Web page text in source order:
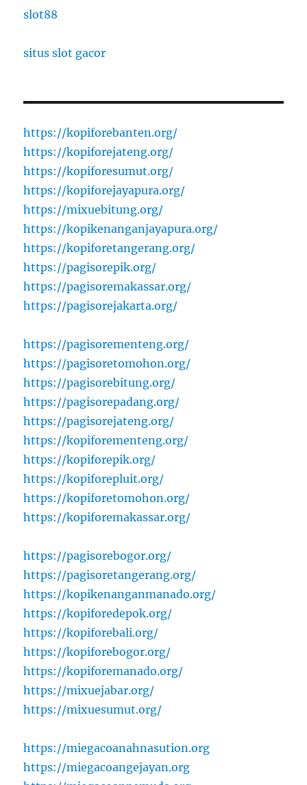
slot88
situs slot gacor
https://kopiforebanten.org/
https://kopiforejateng.org/
https://kopiforesumut.org/
https://kopiforejayapura.org/
https://mixuebitung.org/
https://kopikenanganjayapura.org/
https://kopiforetangerang.org/
https://pagisorepik.org/
https://pagisoremakassar.org/
https://pagisorejakarta.org/
https://pagisorementeng.org/
https://pagisoretomohon.org/
https://pagisorebitung.org/
https://pagisorepadang.org/
https://pagisorejateng.org/
https://kopiforementeng.org/
https://kopiforepik.org/
https://kopiforepluit.org/
https://kopiforetomohon.org/
https://kopiforemakassar.org/
https://pagisorebogor.org/
https://pagisoretangerang.org/
https://kopikenanganmanado.org/
https://kopiforedepok.org/
https://kopiforebali.org/
https://kopiforebogor.org/
https://kopiforemanado.org/
https://mixuejabar.org/
https://mixuesumut.org/
https://miegacoanahnasution.org
https://miegacoangejayan.org